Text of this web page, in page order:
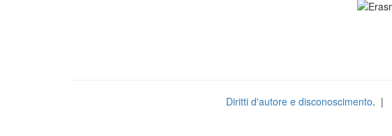
Diritti d'autore e disconoscimento. |